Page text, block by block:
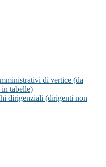
di vertice (da
in tabelle)
dirigenziali (dirigenti non